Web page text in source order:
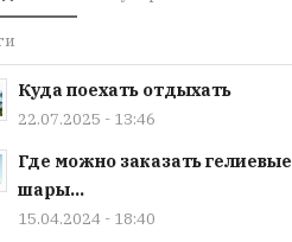
Куда поехать отдыхать
22.07.2025 - 13:46
Где можно заказать гелиевые
шары...
15.04.2024 - 18:40